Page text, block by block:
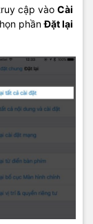
cập vào Cài
phầnĐặt lại